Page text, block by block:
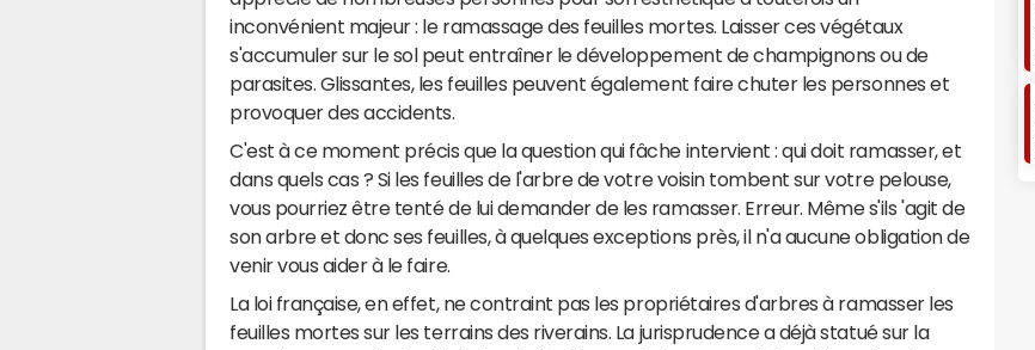
inconvénient majeur : le ramassage des feuilles mortes. Laisser ces végétaux
s'accumuler sur le sol peut entraîner le développement de champignons ou de
parasites. Glissantes, les feuilles peuvent également faire chuter les personnes et
provoquer des accidents.
C'est à ce moment précis que la question qui fâche intervient : qui doit ramasser, et
dans quels cas ? Si les feuilles de l'arbre de votre voisin tombent sur votre pelouse,
vous pourriez être tenté de lui demander de les ramasser. Erreur. Même s'ils 'agit de
son arbre et donc ses feuilles, à quelques exceptions près, il n'a aucune obligation de
venir vous aider à le faire.
La loi française, en effet, ne contraint pas les propriétaires d'arbres à ramasser les
feuilles mortes sur les terrains des riverains. La jurisprudence a déjà statué sur la